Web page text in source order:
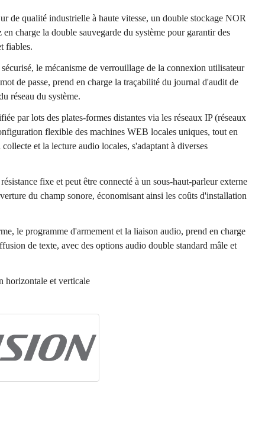
de qualité industrielle à haute vitesse, un double stockage NOR
charge la double sauvegarde du système pour garantir des
fiables.
le mécanisme de verrouillage de la connexion utilisateur
de passe, prend en charge la traçabilité du journal d'audit de
réseau du système.
par lots des plates-formes distantes via les réseaux IP (réseaux
flexible des machines WEB locales uniques, tout en
et la lecture audio locales, s'adaptant à diverses
fixe et peut être connecté à un sous-haut-parleur externe
du champ sonore, économisant ainsi les coûts d'installation
le programme d'armement et la liaison audio, prend en charge
de texte, avec des options audio double standard mâle et
horizontale et verticale